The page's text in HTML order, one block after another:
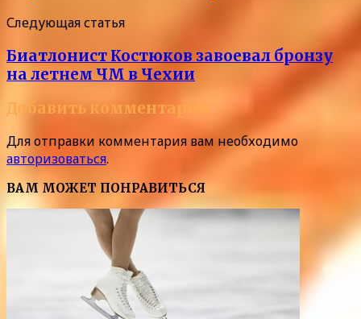
Следующая статья
Биатлонист Костюков завоевал бронзу
на летнем ЧМ в Чехии
Добавить комментарий
Для отправки комментария вам необходимо
авторизоваться.
ВАМ МОЖЕТ ПОНРАВИТЬСЯ